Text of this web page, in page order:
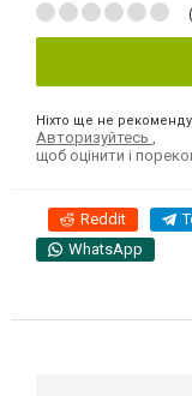
(
Ніхто ще не
Авторизуйтесь
щоб оцінити і
Reddit
WhatsApp